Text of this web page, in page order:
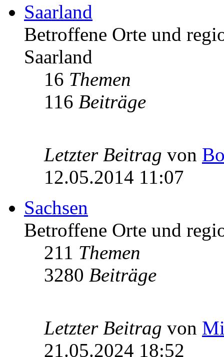
Saarland
Betroffene Orte und
Saarland
16 Themen
116 Beiträge
Letzter Beitrag von
12.05.2014 11:07
Sachsen
Betroffene Orte und
211 Themen
3280 Beiträge
Letzter Beitrag von
21.05.2024 18:52